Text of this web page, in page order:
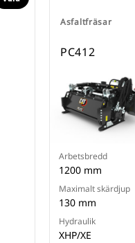
Asfaltfräsar
PC412
Arbetsbredd
1200 mm
Maximalt skärdjup
130 mm
Hydraulik
XHP/XE